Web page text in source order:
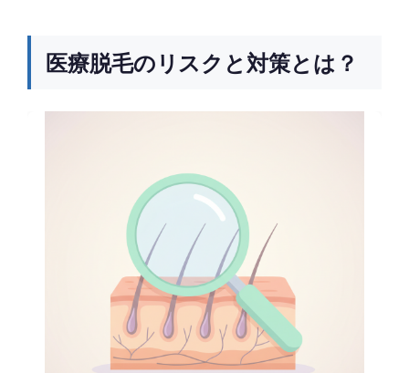
医療脱毛のリスクと対策とは？